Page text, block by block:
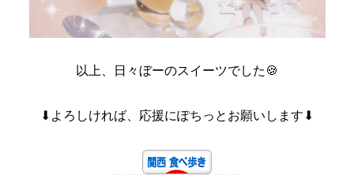
以上、日々ぼーのスイーツでした🍪
⬇よろしければ、応援にぽちっとお願いします⬇